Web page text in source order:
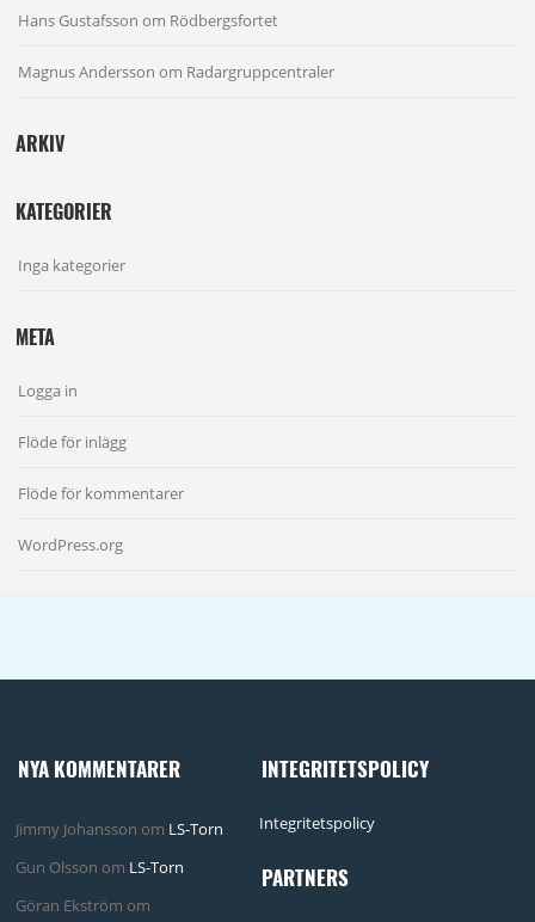
Hans Gustafsson om Rödbergsfortet
Magnus Andersson om Radargruppcentraler
ARKIV
KATEGORIER
Inga kategorier
META
Logga in
Flöde för inlägg
Flöde för kommentarer
WordPress.org
NYA KOMMENTARER
Jimmy Johansson om LS-Torn
Gun Olsson om LS-Torn
Göran Ekström om
INTEGRITETSPOLICY
Integritetspolicy
PARTNERS